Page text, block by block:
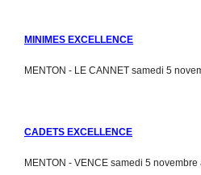
MINIMES EXCELLENCE
MENTON - LE CANNET samedi 5
CADETS EXCELLENCE
MENTON - VENCE samedi 5